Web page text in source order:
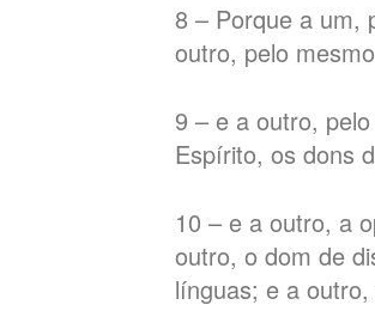
8 – Porque a um,
outro, pelo
9 – e a outro,
Espírito, os dons
10 – e a outro, a
outro, o dom de
línguas; e a